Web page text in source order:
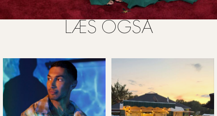
FOTO: ALL OVER PRESS
LÆS OGSÅ